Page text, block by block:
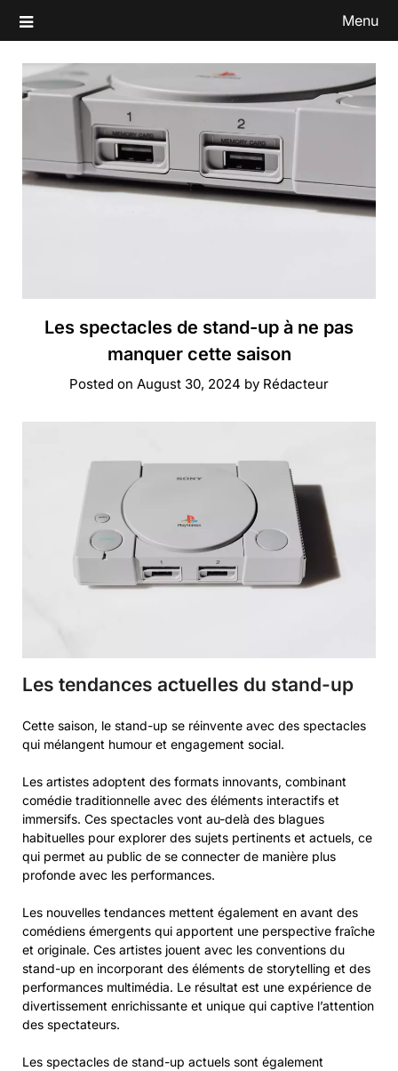
Menu
Les spectacles de stand-up à ne pas
manquer cette saison
Posted on August 30, 2024 by Rédacteur
Les tendances actuelles du stand-up
Cette saison, le stand-up se réinvente avec des spectacles
qui mélangent humour et engagement social.
Les artistes adoptent des formats innovants, combinant
comédie traditionnelle avec des éléments interactifs et
immersifs. Ces spectacles vont au-delà des blagues
habituelles pour explorer des sujets pertinents et actuels, ce
qui permet au public de se connecter de manière plus
profonde avec les performances.
Les nouvelles tendances mettent également en avant des
comédiens émergents qui apportent une perspective fraîche
et originale. Ces artistes jouent avec les conventions du
stand-up en incorporant des éléments de storytelling et des
performances multimédia. Le résultat est une expérience de
divertissement enrichissante et unique qui captive l’attention
des spectateurs.
Les spectacles de stand-up actuels sont également